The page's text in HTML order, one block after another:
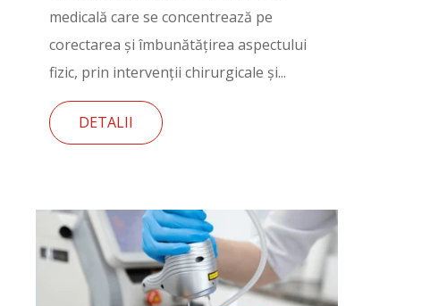
medicală care se concentrează pe
corectarea și îmbunătățirea aspectului
fizic, prin intervenții chirurgicale și...
DETALII